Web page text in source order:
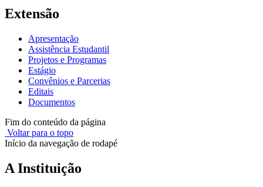
Extensão
Apresentação
Assistência Estudantil
Projetos e Programas
Estágio
Convênios e Parcerias
Editais
Documentos
Fim do conteúdo da página
Voltar para o topo
Início da navegação de rodapé
A Instituição